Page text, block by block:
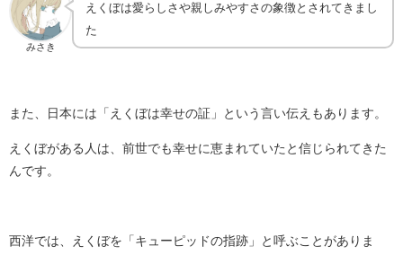
みさき
えくぼは愛らしさや親しみやすさの象徴とされてきまし
た
また、日本には「えくぼは幸せの証」という言い伝えもあります。
えくぼがある人は、前世でも幸せに恵まれていたと信じられてきた
んです。
西洋では、えくぼを「キューピッドの指跡」と呼ぶことがありま